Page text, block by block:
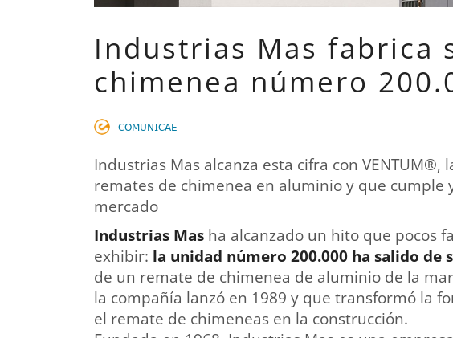
Industrias Mas fabrica
chimenea número
𝖢𝖮𝖬𝖴𝖭𝖨𝖢𝖠𝖤
Industrias Mas alcanza esta cifra con VENTUM®,
remates de chimenea en aluminio y que cumple
mercado
Industrias Mas ha alcanzado un hito que pocos
exhibir: la unidad número 200.000 ha salido de
de un remate de chimenea de aluminio de la
la compañía lanzó en 1989 y que transformó la
el remate de chimeneas en la construcción.